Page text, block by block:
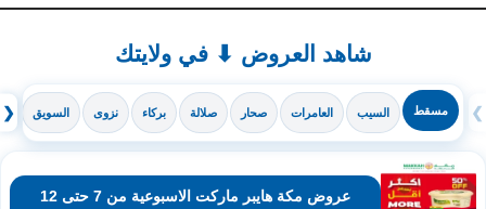
شاهد العروض ⬇ في ولايتك
❮ مسقط السيب العامرات صحار صلالة بركاء نزوى السويق ❯
عروض مكة هايبر ماركت الاسبوعية من 7 حتى 12